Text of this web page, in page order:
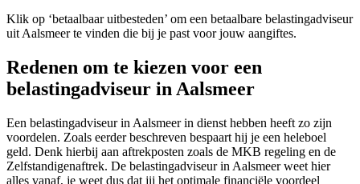
Klik op ‘betaalbaar uitbesteden’ om een betaalbare belastingadviseur
uit Aalsmeer te vinden die bij je past voor jouw aangiftes.
Redenen om te kiezen voor een
belastingadviseur in Aalsmeer
Een belastingadviseur in Aalsmeer in dienst hebben heeft zo zijn
voordelen. Zoals eerder beschreven bespaart hij je een heleboel
geld. Denk hierbij aan aftrekposten zoals de MKB regeling en de
Zelfstandigenaftrek. De belastingadviseur in Aalsmeer weet hier
alles vanaf, je weet dus dat jij het optimale financiële voordeel